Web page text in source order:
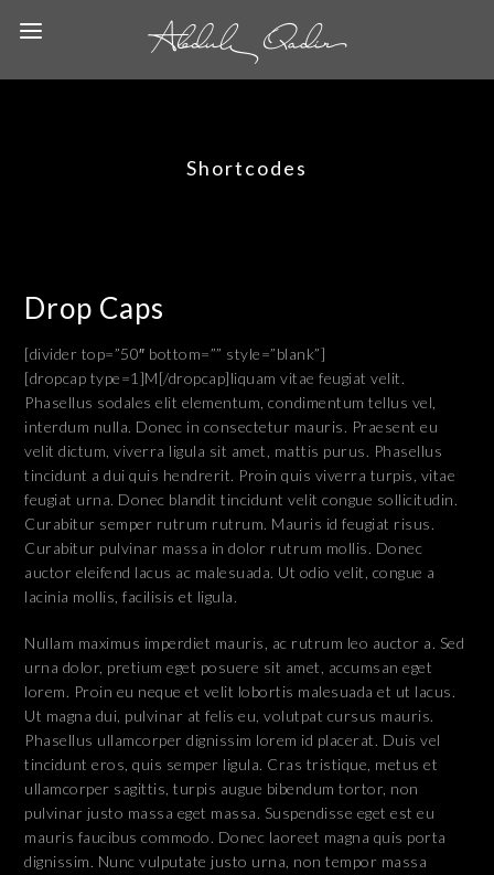
Shortcodes
Drop Caps
[divider top=”50″ bottom=”” style=”blank”]
[dropcap type=1]M[/dropcap]liquam vitae feugiat velit.
Phasellus sodales elit elementum, condimentum tellus vel,
interdum nulla. Donec in consectetur mauris. Praesent eu
velit dictum, viverra ligula sit amet, mattis purus. Phasellus
tincidunt a dui quis hendrerit. Proin quis viverra turpis, vitae
feugiat urna. Donec blandit tincidunt velit congue sollicitudin.
Curabitur semper rutrum rutrum. Mauris id feugiat risus.
Curabitur pulvinar massa in dolor rutrum mollis. Donec
auctor eleifend lacus ac malesuada. Ut odio velit, congue a
lacinia mollis, facilisis et ligula.
Nullam maximus imperdiet mauris, ac rutrum leo auctor a. Sed
urna dolor, pretium eget posuere sit amet, accumsan eget
lorem. Proin eu neque et velit lobortis malesuada et ut lacus.
Ut magna dui, pulvinar at felis eu, volutpat cursus mauris.
Phasellus ullamcorper dignissim lorem id placerat. Duis vel
tincidunt eros, quis semper ligula. Cras tristique, metus et
ullamcorper sagittis, turpis augue bibendum tortor, non
pulvinar justo massa eget massa. Suspendisse eget est eu
mauris faucibus commodo. Donec laoreet magna quis porta
dignissim. Nunc vulputate justo urna, non tempor massa